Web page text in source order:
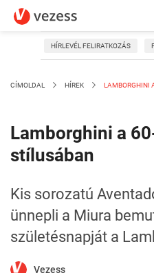
HÍRLEVÉL FELIRATKOZÁS
CÍMOLDAL HÍREK LAMBORGHINI
Lamborghini a
stílusában
Kis sorozatú
ünnepli a Miura
születésnapját a
Vezess